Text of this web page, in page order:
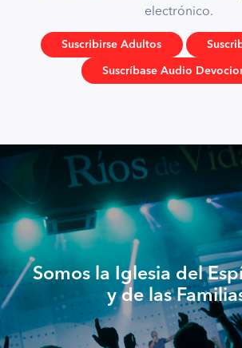
electrónico.
Suscribirse Adultos
Suscríbase Audio
Somos la Iglesia del
y de las